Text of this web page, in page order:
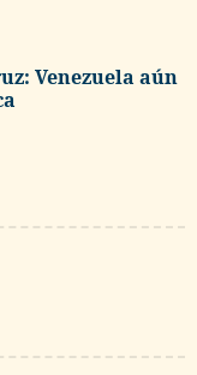
Venezuela aún